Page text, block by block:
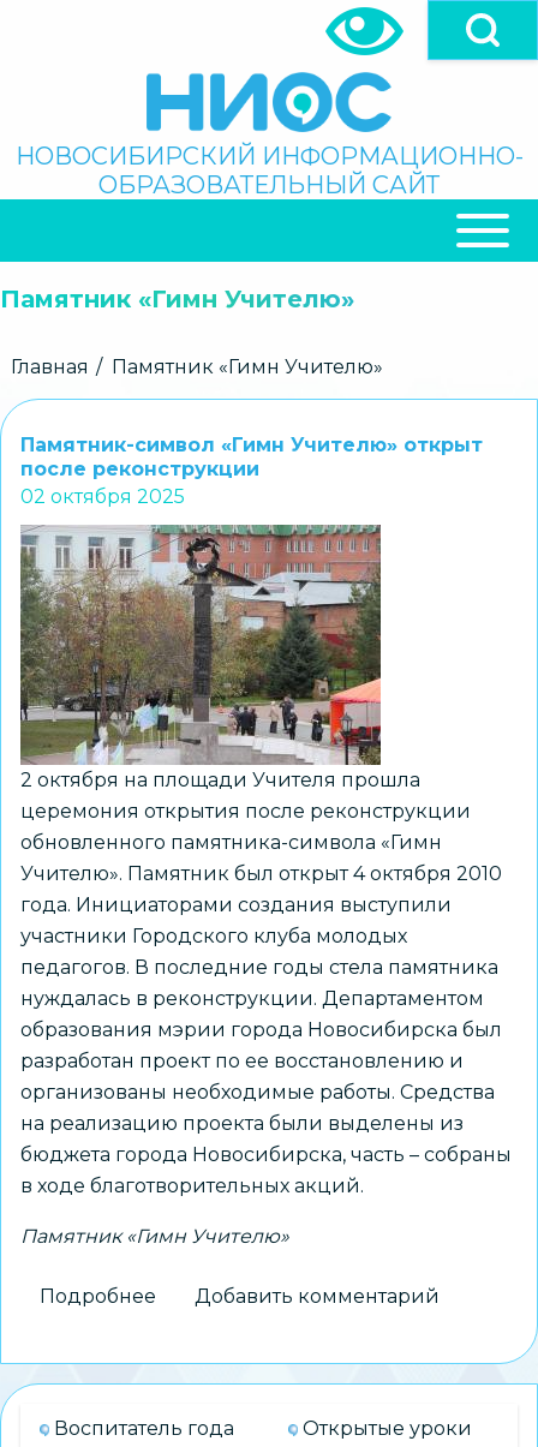
Поиск
НОВОСИБИРСКИЙ ИНФОРМАЦИОННО-
ОБРАЗОВАТЕЛЬНЫЙ САЙТ
НАВИГАЦИЯ
Памятник «Гимн Учителю»
Строка
Главная Памятник «Гимн Учителю»
Памятник-символ «Гимн Учителю» открыт
после реконструкции
02 октября 2025
2 октября на площади Учителя прошла
церемония открытия после реконструкции
обновленного памятника-символа «Гимн
Учителю». Памятник был открыт 4 октября 2010
года. Инициаторами создания выступили
участники Городского клуба молодых
педагогов. В последние годы стела памятника
нуждалась в реконструкции. Департаментом
образования мэрии города Новосибирска был
разработан проект по ее восстановлению и
организованы необходимые работы. Средства
на реализацию проекта были выделены из
бюджета города Новосибирска, часть – собраны
в ходе благотворительных акций.
Памятник «Гимн Учителю»
Подробнее
символ
«Гимн
Учителю»
Добавить комментарий
Воспитатель года
Открытые уроки